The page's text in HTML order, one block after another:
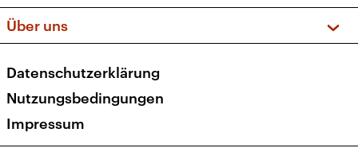
Apps
Newsletter
Veranstaltungen
Social Media
Über uns
Presse
Karriere
Transparenz
Datenschutzerklärung
Nutzungsbedingungen
Impressum